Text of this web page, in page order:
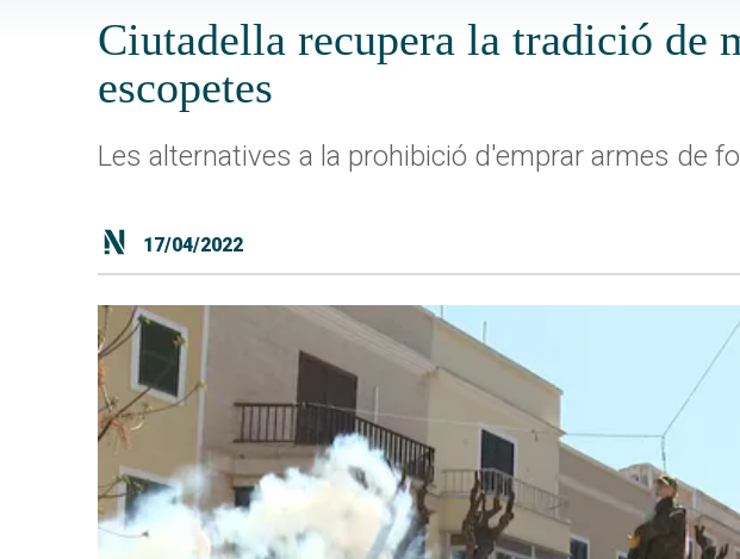
Ciutadella recupera la tradició de
escopetes
Les alternatives a la prohibició d'emprar armes de
17/04/2022